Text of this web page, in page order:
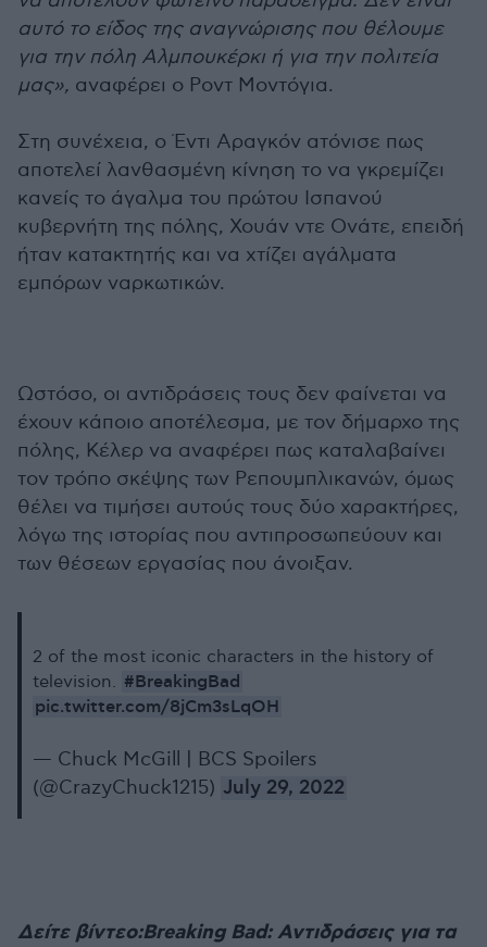
αυτό το είδος της αναγνώρισης που θέλουμε
για την πόλη Αλμπουκέρκι ή για την πολιτεία
μας», αναφέρει ο Ροντ Μοντόγια.
Στη συνέχεια, ο Έντι Αραγκόν ατόνισε πως
αποτελεί λανθασμένη κίνηση το να γκρεμίζει
κανείς το άγαλμα του πρώτου Ισπανού
κυβερνήτη της πόλης, Χουάν ντε Ονάτε, επειδή
ήταν κατακτητής και να χτίζει αγάλματα
εμπόρων ναρκωτικών.
Ωστόσο, οι αντιδράσεις τους δεν φαίνεται να
έχουν κάποιο αποτέλεσμα, με τον δήμαρχο της
πόλης, Κέλερ να αναφέρει πως καταλαβαίνει
τον τρόπο σκέψης των Ρεπουμπλικανών, όμως
θέλει να τιμήσει αυτούς τους δύο χαρακτήρες,
λόγω της ιστορίας που αντιπροσωπεύουν και
των θέσεων εργασίας που άνοιξαν.
2 of the most iconic characters in the history of
television. #BreakingBad
pic.twitter.com/8jCm3sLqOH
— Chuck McGill | BCS Spoilers
(@CrazyChuck1215) July 29, 2022
Δείτε βίντεο:Breaking Bad: Αντιδράσεις για τα